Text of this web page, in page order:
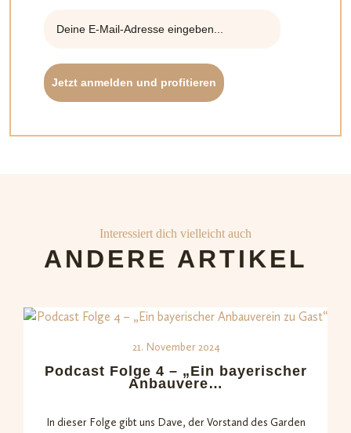
Jetzt anmelden und profitieren
Interessiert dich vielleicht auch
ANDERE ARTIKEL
21. November 2024
Podcast Folge 4 – „Ein bayerischer
Anbauvere…
In dieser Folge gibt uns Dave, der Vorstand des Garden